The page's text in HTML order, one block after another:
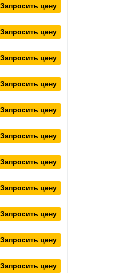
Запросить цену
Запросить цену
Запросить цену
Запросить цену
Запросить цену
Запросить цену
Запросить цену
Запросить цену
Запросить цену
Запросить цену
Запросить цену